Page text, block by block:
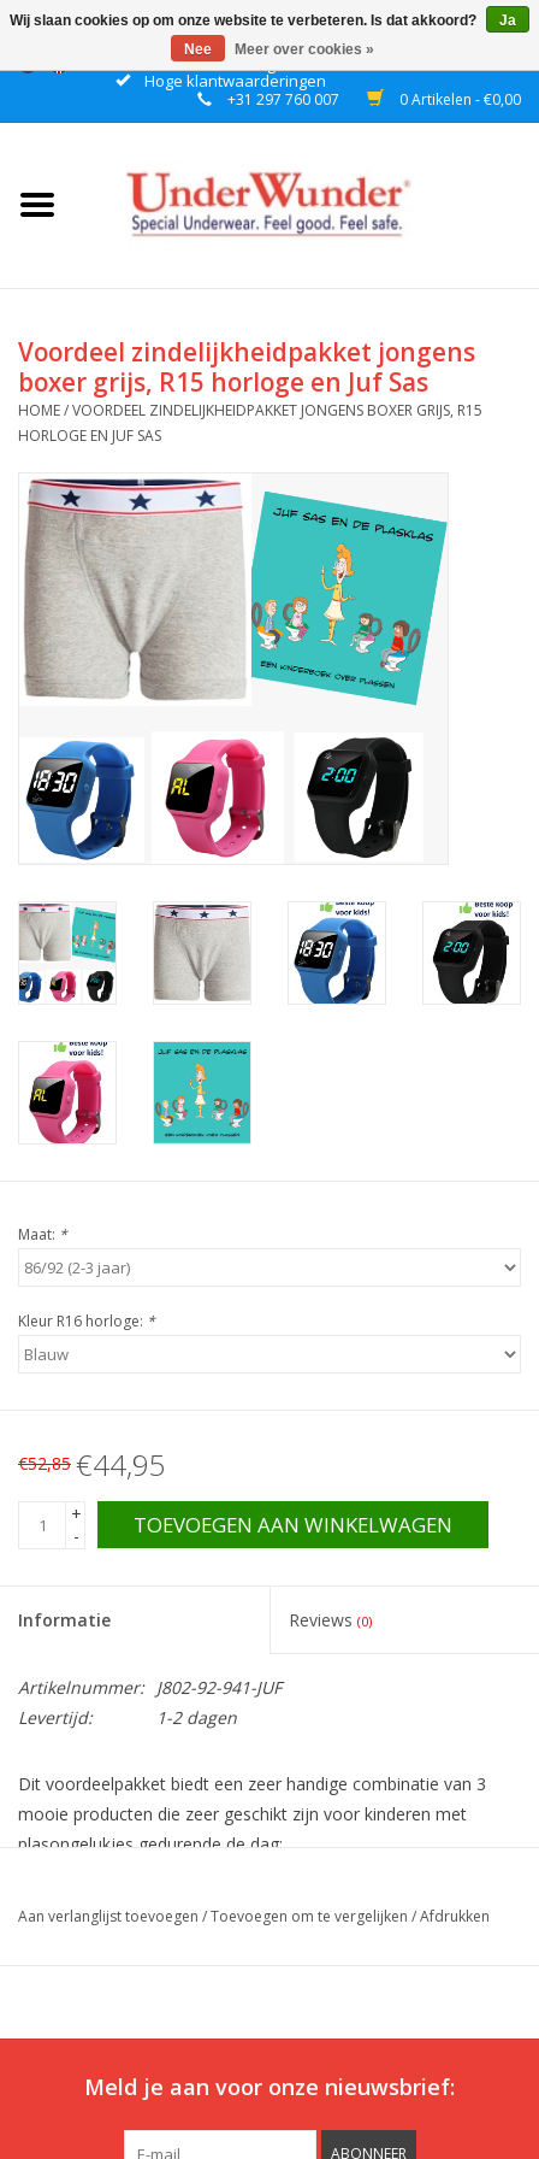
Gratis verzending boven € 50 binnen NL
Hoge klantwaarderingen
+31 297 760 007 0 Artikelen - €0,00
Home
Meisjes
Plashorloges
Ons ondergoed
Blog
Voordeel zindelijkheidpakket jongens
boxer grijs, R15 horloge en Juf Sas
HOME/VOORDEEL ZINDELIJKHEIDPAKKET JONGENS BOXER GRIJS, R15
HORLOGE EN JUF SAS
Maat: *
Kleur R16 horloge: *
€52,85 €44,95
+
-
TOEVOEGEN AAN WINKELWAGEN
Informatie Reviews (0)
Artikelnummer: J802-92-941-JUF
Levertijd:
1-2 dagen
Dit voordeelpakket biedt een zeer handige combinatie van 3
mooie producten die zeer geschikt zijn voor kinderen met
plasongelukjes gedurende de dag:
onzichtbaar zo'n 75 ml urine en neutraliseert de geurtjes
functie in te stellen, zodat bijvoorbeeld elke 90 minuten een
Aan verlanglijst toevoegen /Toevoegen om te vergelijken /Afdrukken
Meld je aan voor onze nieuwsbrief:
ABONNEER
Wij slaan cookies op om onze website te verbeteren. Is dat akkoord?
Ja
Nee
Meer over cookies »